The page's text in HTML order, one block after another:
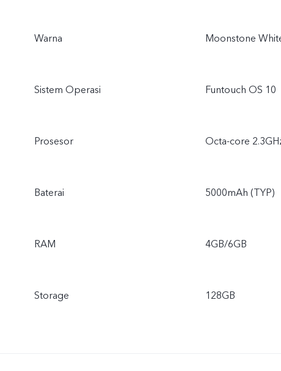
Warna Moonstone
Sistem Operasi Funtouch OS 10
Prosesor Octa-core
Baterai 5000mAh (TYP)
RAM 4GB/6GB
Storage 128GB